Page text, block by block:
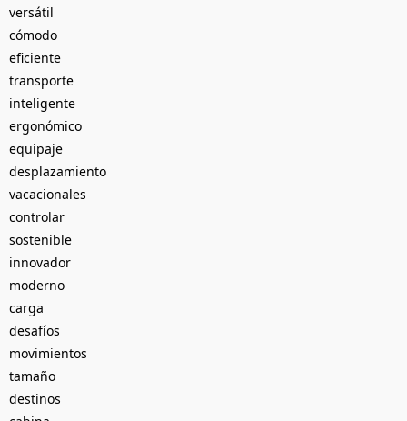
versátil
cómodo
eficiente
transporte
inteligente
ergonómico
equipaje
desplazamiento
vacacionales
controlar
sostenible
innovador
moderno
carga
desafíos
movimientos
tamaño
destinos